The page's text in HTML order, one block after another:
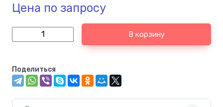
Цена по запросу
В корзину
Поделиться